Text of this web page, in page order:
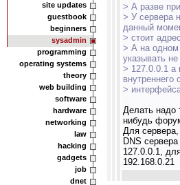
site updates
guestbook
beginners
sysadmin
programming
operating systems
theory
web building
software
hardware
networking
law
hacking
gadgets
job
dnet
> А разве
> У сервера
данный
> стоит
> А на одном
указывать не
> 127.0.0.1 а
внутреннего
>
Делать надо
нибудь
Для
DNS
127.0.0.1,
192.168.0.21